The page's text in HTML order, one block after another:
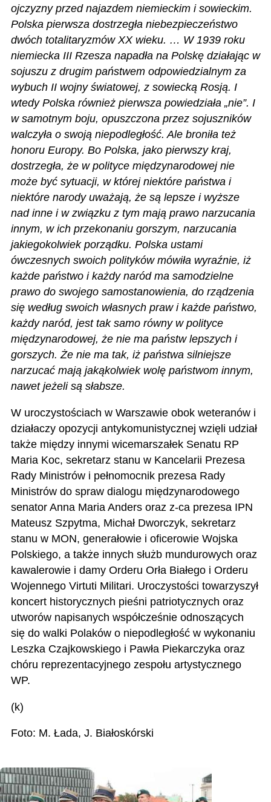
ojczyzny przed najazdem niemieckim i sowieckim.
Polska pierwsza dostrzegła niebezpieczeństwo
dwóch totalitaryzmów XX wieku. … W 1939 roku
niemiecka III Rzesza napadła na Polskę działając w
sojuszu z drugim państwem odpowiedzialnym za
wybuch II wojny światowej, z sowiecką Rosją. I
wtedy Polska również pierwsza powiedziała „nie”. I
w samotnym boju, opuszczona przez sojuszników
walczyła o swoją niepodległość. Ale broniła też
honoru Europy. Bo Polska, jako pierwszy kraj,
dostrzegła, że w polityce międzynarodowej nie
może być sytuacji, w której niektóre państwa i
niektóre narody uważają, że są lepsze i wyższe
nad inne i w związku z tym mają prawo narzucania
innym, w ich przekonaniu gorszym, narzucania
jakiegokolwiek porządku. Polska ustami
ówczesnych swoich polityków mówiła wyraźnie, iż
każde państwo i każdy naród ma samodzielne
prawo do swojego samostanowienia, do rządzenia
się według swoich własnych praw i każde państwo,
każdy naród, jest tak samo równy w polityce
międzynarodowej, że nie ma państw lepszych i
gorszych. Że nie ma tak, iż państwa silniejsze
narzucać mają jakąkolwiek wolę państwom innym,
nawet jeżeli są słabsze.
W uroczystościach w Warszawie obok weteranów i
działaczy opozycji antykomunistycznej wzięli udział
także między innymi wicemarszałek Senatu RP
Maria Koc, sekretarz stanu w Kancelarii Prezesa
Rady Ministrów i pełnomocnik prezesa Rady
Ministrów do spraw dialogu międzynarodowego
senator Anna Maria Anders oraz z-ca prezesa IPN
Mateusz Szpytma, Michał Dworczyk, sekretarz
stanu w MON, generałowie i oficerowie Wojska
Polskiego, a także innych służb mundurowych oraz
kawalerowie i damy Orderu Orła Białego i Orderu
Wojennego Virtuti Militari. Uroczystości towarzyszył
koncert historycznych pieśni patriotycznych oraz
utworów napisanych współcześnie odnoszących
się do walki Polaków o niepodległość w wykonaniu
Leszka Czajkowskiego i Pawła Piekarczyka oraz
chóru reprezentacyjnego zespołu artystycznego
WP.
(k)
Foto: M. Łada, J. Białoskórski